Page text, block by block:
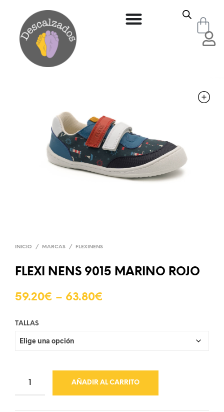
INICIO / MARCAS / FLEXINENS
FLEXI NENS 9015 MARINO ROJO
59.20€ – 63.80€
TALLAS
AÑADIR AL CARRITO